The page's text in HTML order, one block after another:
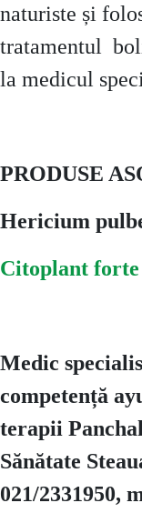
naturiste și
tratamentul
la medicul
PRODUSE
Hericium
Citoplant
Medic
competență
terapii
Sănătate
021/2331950,